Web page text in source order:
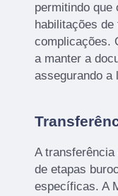
permitindo que
habilitações
complicações.
a manter a
assegurando a
A
de etapas
específicas. A